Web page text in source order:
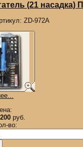
(21 насадка)
ZD-972A
руб.
во: